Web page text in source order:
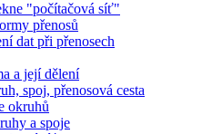
"počítačová síť"
přenosů
dat při přenosech
a její dělení
spoj, přenosová cesta
okruhů
a spoje